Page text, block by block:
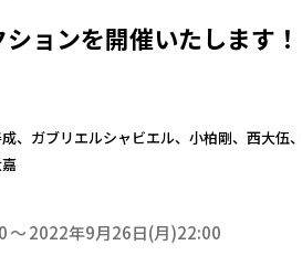
ョンを開催いたします！
、ガブリエルシャビエル、小柏剛、西大伍
2022年9月26日(月)22:00